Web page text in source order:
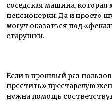
соседская машина, которая
пенсионерки. Да и просто
могут оказаться под
старушки.
Если в прошлый раз
простить» престарелую
нужна помощь